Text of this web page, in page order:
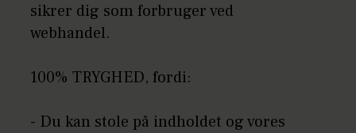
sikrer dig som forbruger ved
webhandel.
100% TRYGHED, fordi:
- Du kan stole på indholdet og vores